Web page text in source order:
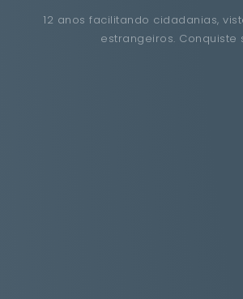
12 anos facilitando cidadanias,
estrangeiros.